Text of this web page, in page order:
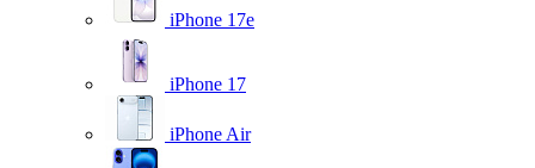
iPhone 17e
iPhone 17
iPhone Air